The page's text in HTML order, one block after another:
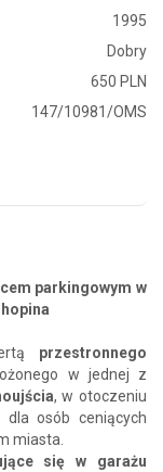
1995
Dobry
650 PLN
147/10981/OMS
parkingowym w
przestronnego
w jednej z
, w otoczeniu
dla osób ceniących
miasta.
się w garażu